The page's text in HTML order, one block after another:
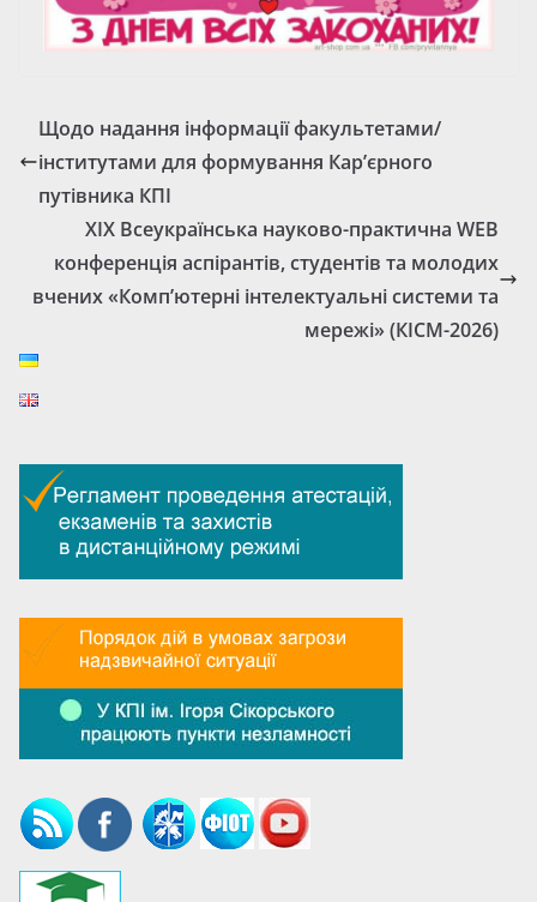
Щодо надання інформації факультетами/
інститутами для формування Кар’єрного
путівника КПІ
XIX Всеукраїнська науково-практична WEB
конференція аспірантів, студентів та молодих
вчених «Комп’ютерні інтелектуальні системи та
мережі» (КІСМ-2026)